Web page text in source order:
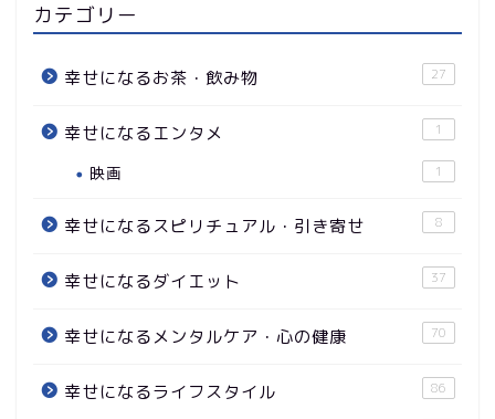
カテゴリー
幸せになるお茶・飲み物 27
幸せになるエンタメ 1
映画 1
幸せになるスピリチュアル・引き寄せ 8
幸せになるダイエット 37
幸せになるメンタルケア・心の健康 70
幸せになるライフスタイル 86